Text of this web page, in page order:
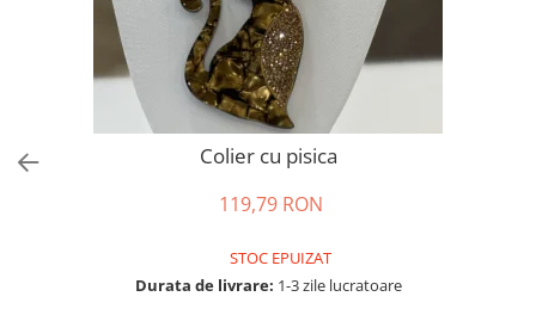
Tricouri si topuri
Rochii de eveniment
Colier cu pisica
119,79 RON
STOC EPUIZAT
Durata de livrare: 1-3 zile lucratoare